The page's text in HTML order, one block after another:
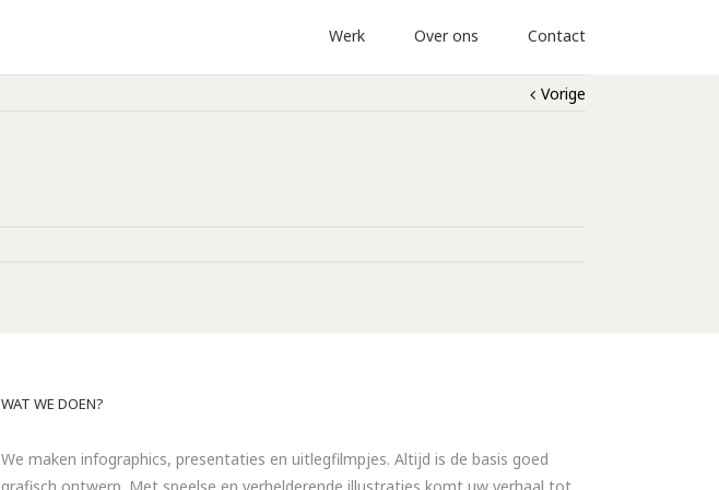
Werk Over ons Contact
Vorige
WAT WE DOEN?
We maken infographics, presentaties en uitlegfilmpjes. Altijd is de basis goed